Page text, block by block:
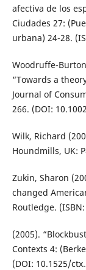
afectiva de los
Ciudades 27:
urbana) 24-28.
Woodruffe-
“Towards a
Journal of
266. (DOI:
Wilk, Richard
Houndmills, UK:
Zukin, Sharon
changed
Routledge.
(2005).
Contexts 4:
(DOI: 10.1525/